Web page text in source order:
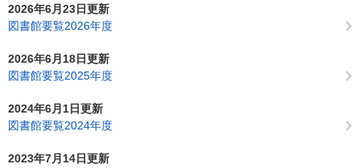
2026年6月23日更新
図書館要覧2026年度
2026年6月18日更新
図書館要覧2025年度
2024年6月1日更新
図書館要覧2024年度
2023年7月14日更新